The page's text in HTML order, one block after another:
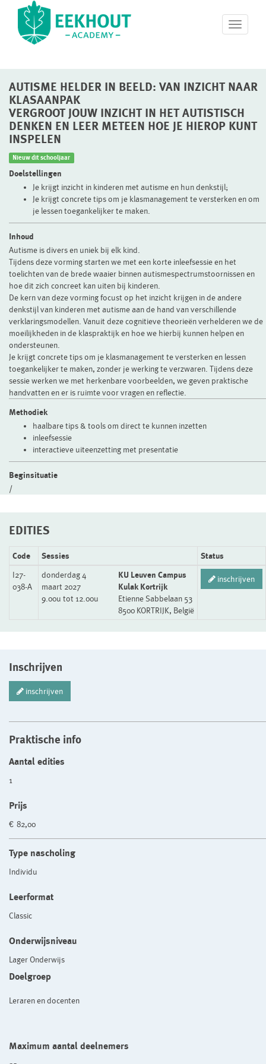
T
o
e
a
v
i
n
AUTISME HELDER IN BEELD: VAN INZICHT NAAR
KLASAANPAK
VERGROOT JOUW INZICHT IN HET AUTISTISCH
DENKEN EN LEER METEEN HOE JE HIEROP KUNT
INSPELEN
Nieuw dit schooljaar
Doelstellingen
Je krijgt inzicht in kinderen met autisme en hun denkstijl;
Je krijgt concrete tips om je klasmanagement te versterken en om
je lessen toegankelijker te maken.
Inhoud
Autisme is divers en uniek bij elk kind.
Tijdens deze vorming starten we met een korte inleefsessie en het
toelichten van de brede waaier binnen autismespectrumstoornissen en
hoe dit zich concreet kan uiten bij kinderen.
De kern van deze vorming focust op het inzicht krijgen in de andere
denkstijl van kinderen met autisme aan de hand van verschillende
verklaringsmodellen. Vanuit deze cognitieve theorieën verhelderen we de
moeilijkheden in de klaspraktijk en hoe we hierbij kunnen helpen en
ondersteunen.
Je krijgt concrete tips om je klasmanagement te versterken en lessen
toegankelijker te maken, zonder je werking te verzwaren. Tijdens deze
sessie werken we met herkenbare voorbeelden, we geven praktische
handvatten en er is ruimte voor vragen en reflectie.
Methodiek
haalbare tips & tools om direct te kunnen inzetten
inleefsessie
interactieve uiteenzetting met presentatie
Beginsituatie
/
EDITIES
Code Sessies
Status
I27-
038-A
donderdag 4
maart 2027
9.00u tot 12.00u
KU Leuven Campus
Kulak Kortrijk
Etienne Sabbelaan 53
8500 KORTRIJK, België
inschrijven
Inschrijven
inschrijven
Praktische info
Aantal edities
1
Prijs
€ 82,00
Type nascholing
Individu
Leerformat
Classic
Onderwijsniveau
Lager Onderwijs
Doelgroep
Leraren en docenten
Maximum aantal deelnemers